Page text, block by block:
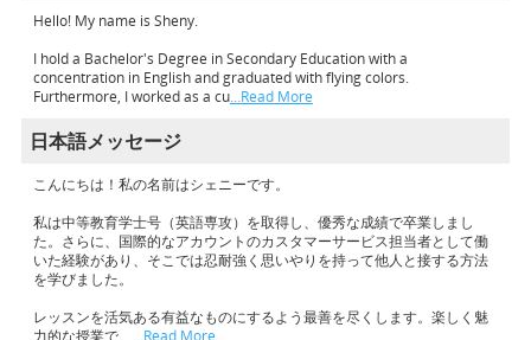
Hello! My name is Sheny.
I hold a Bachelor's Degree in Secondary Education with a
concentration in English and graduated with flying colors.
Furthermore, I worked as a cu…Read More
日本語メッセージ
こんにちは！私の名前はシェニーです。
私は中等教育学士号（英語専攻）を取得し、優秀な成績で卒業しまし
た。さらに、国際的なアカウントのカスタマーサービス担当者として働
いた経験があり、そこでは忍耐強く思いやりを持って他人と接する方法
を学びました。
レッスンを活気ある有益なものにするよう最善を尽くします。楽しく魅
力的な授業で、 …Read More